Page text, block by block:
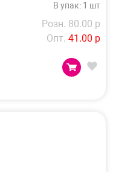
В упак: 1 шт
Розн. 80.00 р
Опт. 41.00 р